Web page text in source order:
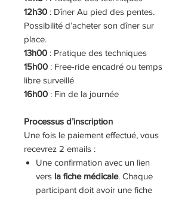
12h30 : Dîner Au pied des pentes.
Possibilité d’acheter son dîner sur
place.
13h00 : Pratique des techniques
15h00 : Free-ride encadré ou temps
libre surveillé
16h00 : Fin de la journée
Processus d’inscription
Une fois le paiement effectué, vous
recevrez 2 emails :
Une confirmation avec un lien
vers la fiche médicale. Chaque
participant doit avoir une fiche